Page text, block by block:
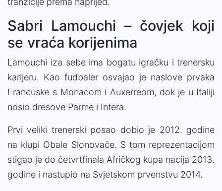
Sabri Lamouchi – čovjek koji
se vraća korijenima
Lamouchi iza sebe ima bogatu igračku i trenersku
karijeru. Kao fudbaler osvajao je naslove prvaka
Francuske s Monacom i Auxerreom, dok je u Italiji
nosio dresove Parme i Intera.
Prvi veliki trenerski posao dobio je 2012. godine
na klupi Obale Slonovače. S tom reprezentacijom
stigao je do četvrtfinala Afričkog kupa nacija 2013.
godine i nastupio na Svjetskom prvenstvu 2014.